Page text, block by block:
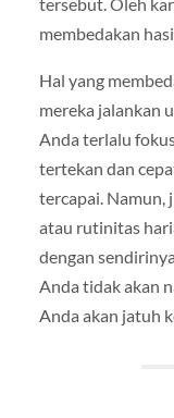
membedakan
Hal yang
mereka jalankan
Anda terlalu
tertekan dan
tercapai. Namun,
atau rutinitas
dengan
Anda tidak akan
Anda akan jatuh